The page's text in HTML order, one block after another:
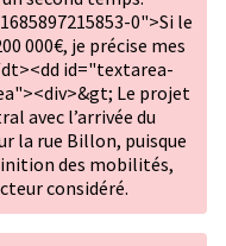
0">Si le
000€, je précise mes
id="textarea-
Le projet
avec l’arrivée du
la rue Billon, puisque
des mobilités,
considéré.